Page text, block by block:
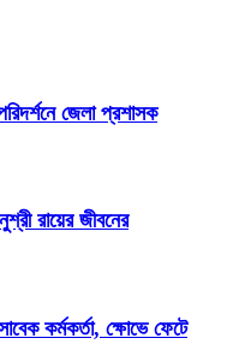
জেলা প্রশাসক
রায়ের জীবনের
কর্মকর্তা, ক্ষোভে ফেটে